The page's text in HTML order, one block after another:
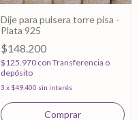
Dije para pulsera torre pisa -
Plata 925
$148.200
$125.970 con Transferencia o
depósito
3 x $49.400 sin interés